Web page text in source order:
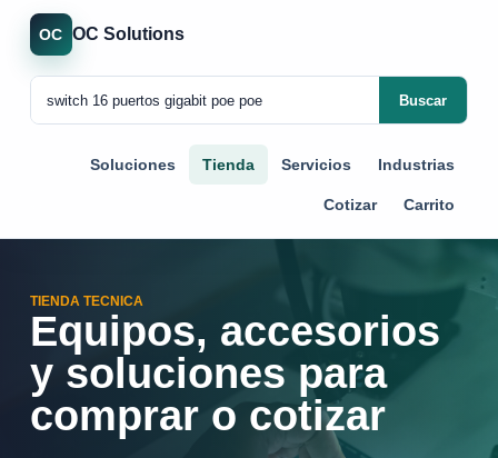
OC OC Solutions
Buscar
Soluciones Tienda Servicios Industrias
Cotizar Carrito
TIENDA TECNICA
Equipos, accesorios
y soluciones para
comprar o cotizar